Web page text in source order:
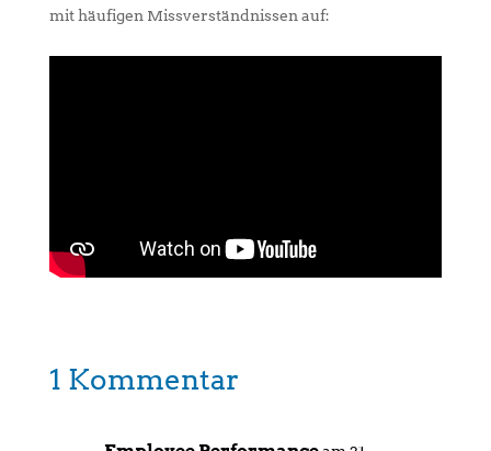
mit häufigen Missverständnissen auf:
1 Kommentar